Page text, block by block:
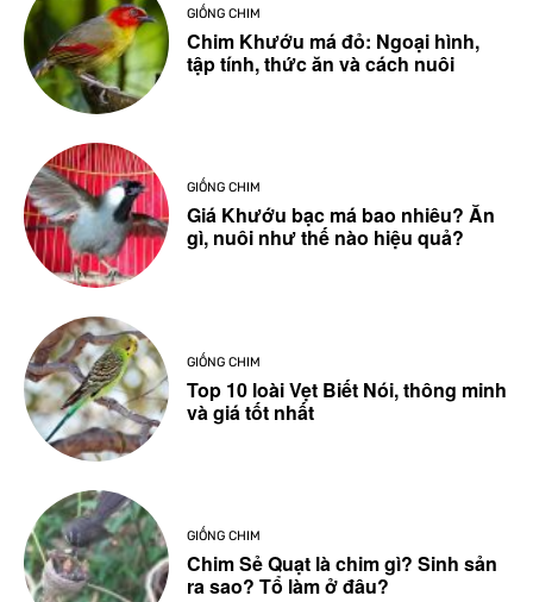
GIỐNG CHIM
Chim Khướu má đỏ: Ngoại hình,
tập tính, thức ăn và cách nuôi
GIỐNG CHIM
Giá Khướu bạc má bao nhiêu? Ăn
gì, nuôi như thế nào hiệu quả?
GIỐNG CHIM
Top 10 loài Vẹt Biết Nói, thông minh
và giá tốt nhất
GIỐNG CHIM
Chim Sẻ Quạt là chim gì? Sinh sản
ra sao? Tổ làm ở đâu?